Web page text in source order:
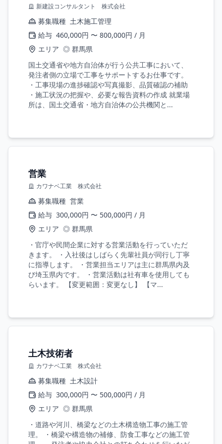
新建設コンサルタント 株式会社
募集職種 土木施工管理
給与 460,000円 〜 800,000円 / 月
エリア ◎ 群馬県
国土交通省や地方自治体が行う公共工事において、
発注者側の立場で工事をサポートするお仕事です。
・工事現場の進捗確認や写真撮影、品質確認の補助
・施工状況の把握や、必要な報告資料の作成 就業場
所は、国土交通省・地方自治体の公共機関と...
営業
カワナベ工業 株式会社
募集職種 営業
給与 300,000円 〜 500,000円 / 月
エリア ◎ 群馬県
・官庁や民間企業に対する営業活動を行っていただ
きます。 ・入社後はしばらく先輩社員が同行し丁寧
に指導します。 ・営業担当エリアは主に群馬県内及
び埼玉県内です。 ・営業活動は社有車を使用しても
らいます。 【変更範囲：変更なし】 【マ...
土木技術者
カワナベ工業 株式会社
募集職種 土木設計
給与 300,000円 〜 500,000円 / 月
エリア ◎ 群馬県
・道路や河川、橋梁などの土木構造物工事の施工管
理。 ・橋梁や構造物の補修、防食工事などの施工管